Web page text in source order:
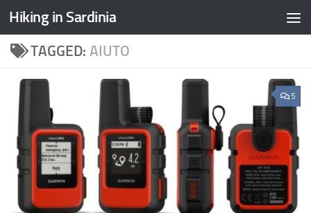
Hiking in Sardinia
TAGGED: AIUTO
5